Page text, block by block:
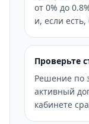
от 0% до
и, если
Проверьте
Решение по
активный
кабинете